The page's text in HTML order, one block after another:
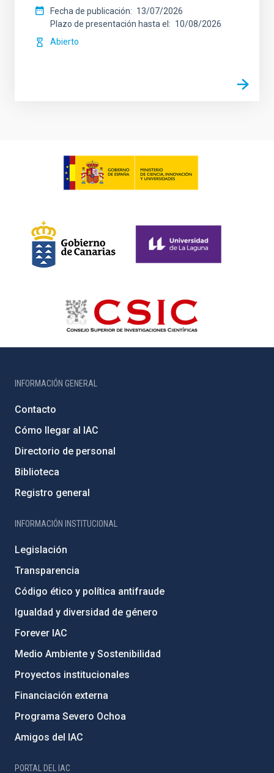
Fecha de publicación
13/07/2026
Plazo de presentación hasta el
10/08/2026
Abierto
INFORMACIÓN GENERAL
Contacto
Cómo llegar al IAC
Directorio de personal
Biblioteca
Registro general
INFORMACIÓN INSTITUCIONAL
Legislación
Transparencia
Código ético y política antifraude
Igualdad y diversidad de género
Forever IAC
Medio Ambiente y Sostenibilidad
Proyectos institucionales
Financiación externa
Programa Severo Ochoa
Amigos del IAC
PORTAL DEL IAC